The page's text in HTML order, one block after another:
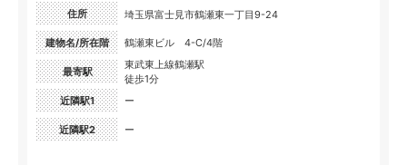
住所 埼玉県富士見市鶴瀬東一丁目9-24
建物名/所在階 鶴瀬東ビル 4-C/4階
最寄駅
東武東上線鶴瀬駅
徒歩1分
近隣駅1
ー
近隣駅2 ー